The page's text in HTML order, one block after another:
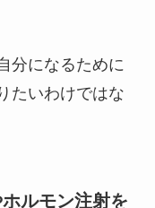
分になるために
たいわけではな
ルモン注射を